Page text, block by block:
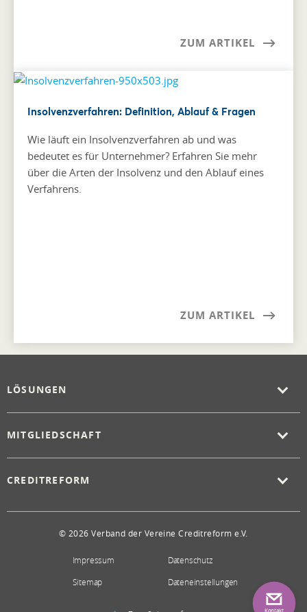
ZUM ARTIKEL
Insolvenzverfahren: Definition, Ablauf & Fragen
Wie läuft ein Insolvenzverfahren ab und was
bedeutet es für Unternehmer? Erfahren Sie mehr
über die Arten der Insolvenz und den Ablauf eines
Verfahrens.
ZUM ARTIKEL
LÖSUNGEN
MITGLIEDSCHAFT
CREDITREFORM
© 2026 Verband der Vereine Creditreform e.V.
Impressum
Datenschutz
Sitemap
Dateneinstellungen